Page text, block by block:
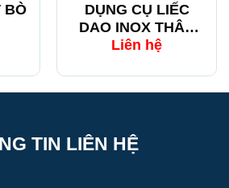
BÒ
DỤNG CỤ LIẾC
DAO INOX THÂN
DẸT
Liên hệ
TIN LIÊN HỆ